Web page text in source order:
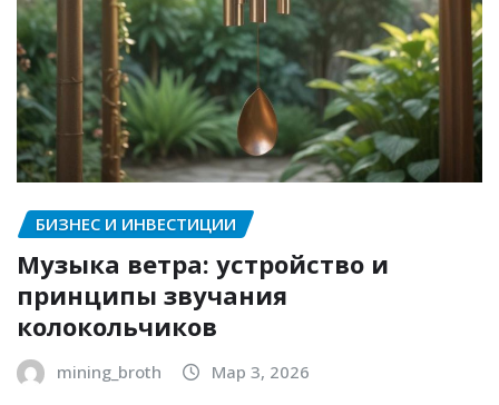
БИЗНЕС И ИНВЕСТИЦИИ
Музыка ветра: устройство и
принципы звучания
колокольчиков
mining_broth Мар 3, 2026